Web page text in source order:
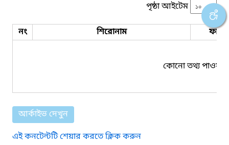
পৃষ্ঠা আইটেম
নং শিরোনাম ফাইল
কোনো তথ্য পাওয়া
আর্কাইভ দেখুন
এই কনটেন্টটি শেয়ার করতে ক্লিক করুন